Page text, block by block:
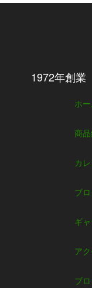
1972年創
ホ
商
カ
ブ
ギ
ア
ブ